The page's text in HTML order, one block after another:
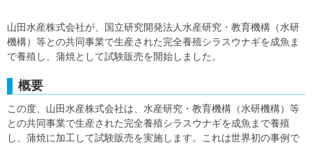
山田水産株式会社が、国立研究開発法人水産研究・教育機構（水研
機構）等との共同事業で生産された完全養殖シラスウナギを成魚ま
で養殖し、蒲焼として試験販売を開始しました。
概要
この度、山田水産株式会社は、水産研究・教育機構（水研機構）等
との共同事業で生産された完全養殖シラスウナギを成魚まで養殖
し、蒲焼に加工して試験販売を実施します。これは世界初の事例で